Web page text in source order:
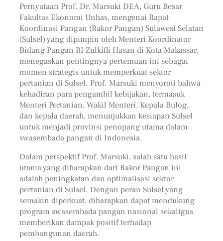
Pernyataan Prof. Dr. Marsuki DEA, Guru Besar
Fakultas Ekonomi Unhas, mengenai Rapat
Koordinasi Pangan (Rakor Pangan) Sulawesi Selatan
(Sulsel) yang dipimpin oleh Menteri Koordinator
Bidang Pangan RI Zulkifli Hasan di Kota Makassar,
menegaskan pentingnya pertemuan ini sebagai
momen strategis untuk memperkuat sektor
pertanian di Sulsel. Prof. Marsuki menyoroti bahwa
kehadiran para pengambil kebijakan, termasuk
Menteri Pertanian, Wakil Menteri, Kepala Bulog,
dan kepala daerah, menunjukkan kesiapan Sulsel
untuk menjadi provinsi penopang utama dalam
swasembada pangan di Indonesia.
Dalam perspektif Prof. Marsuki, salah satu hasil
utama yang diharapkan dari Rakor Pangan ini
adalah peningkatan dan optimalisasi sektor
pertanian di Sulsel. Dengan peran Sulsel yang
semakin diperkuat, diharapkan dapat mendukung
program swasembada pangan nasional sekaligus
memberikan dampak positif terhadap
pembangunan daerah.